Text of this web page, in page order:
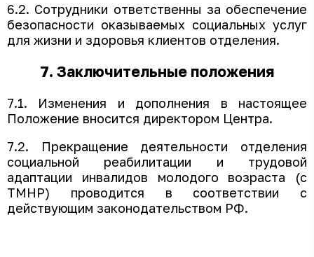
6.2. Сотрудники ответственны за обеспечение
безопасности оказываемых социальных услуг
для жизни и здоровья клиентов отделения.
7. Заключительные положения
7.1. Изменения и дополнения в настоящее
Положение вносится директором Центра.
7.2. Прекращение деятельности отделения
социальной реабилитации и трудовой
адаптации инвалидов молодого возраста (с
ТМНР) проводится в соответствии с
действующим законодательством РФ.